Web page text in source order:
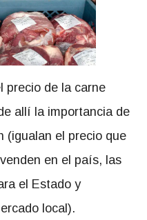
precio de la carne
allí la importancia de
(igualan el precio que
en el país, las
el Estado y
local).